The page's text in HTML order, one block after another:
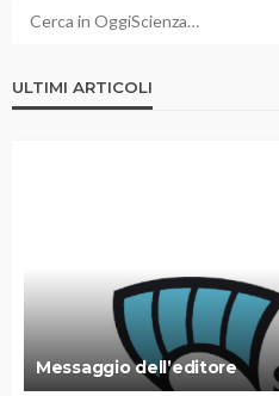
ULTIMI ARTICOLI
Messaggio dell’editore